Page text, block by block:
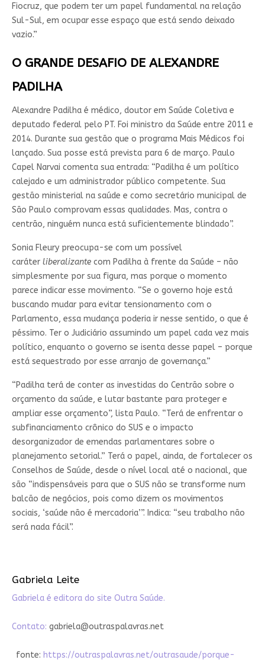
Fiocruz, que podem ter um papel fundamental na relação
Sul-Sul, em ocupar esse espaço que está sendo deixado
vazio.”
O GRANDE DESAFIO DE ALEXANDRE
PADILHA
Alexandre Padilha é médico, doutor em Saúde Coletiva e
deputado federal pelo PT. Foi ministro da Saúde entre 2011 e
2014. Durante sua gestão que o programa Mais Médicos foi
lançado. Sua posse está prevista para 6 de março. Paulo
Capel Narvai comenta sua entrada: “Padilha é um político
calejado e um administrador público competente. Sua
gestão ministerial na saúde e como secretário municipal de
São Paulo comprovam essas qualidades. Mas, contra o
centrão, ninguém nunca está suficientemente blindado”.
Sonia Fleury preocupa-se com um possível
caráter liberalizantecom Padilha à frente da Saúde – não
simplesmente por sua figura, mas porque o momento
parece indicar esse movimento. “Se o governo hoje está
buscando mudar para evitar tensionamento com o
Parlamento, essa mudança poderia ir nesse sentido, o que é
péssimo. Ter o Judiciário assumindo um papel cada vez mais
político, enquanto o governo se isenta desse papel – porque
está sequestrado por esse arranjo de governança.”
“Padilha terá de conter as investidas do Centrão sobre o
orçamento da saúde, e lutar bastante para proteger e
ampliar esse orçamento”, lista Paulo. “Terá de enfrentar o
subfinanciamento crônico do SUS e o impacto
desorganizador de emendas parlamentares sobre o
planejamento setorial.” Terá o papel, ainda, de fortalecer os
Conselhos de Saúde, desde o nível local até o nacional, que
são “indispensáveis para que o SUS não se transforme num
balcão de negócios, pois como dizem os movimentos
sociais, ‘saúde não é mercadoria’”. Indica: “seu trabalho não
será nada fácil”.
Gabriela Leite
Gabriela é editora do site Outra Saúde.
Contato: gabriela@outraspalavras.net
fonte: https://outraspalavras.net/outrasaude/porque-